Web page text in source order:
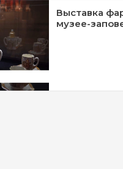
Выставка
музее-